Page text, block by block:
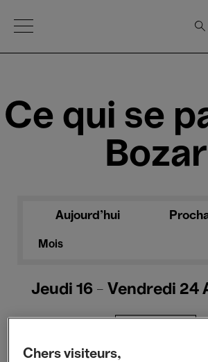
Open Menu
Ce qui se
Bozar
Aujourd'hui
Mois
Jeudi 16 - Vendredi 24
Chers visiteurs,